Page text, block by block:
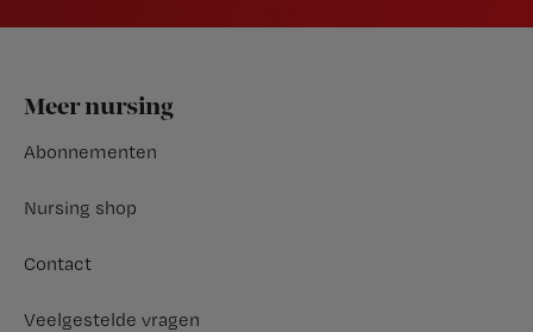
Footer
Meer nursing
Abonnementen
Nursing shop
Contact
Veelgestelde vragen